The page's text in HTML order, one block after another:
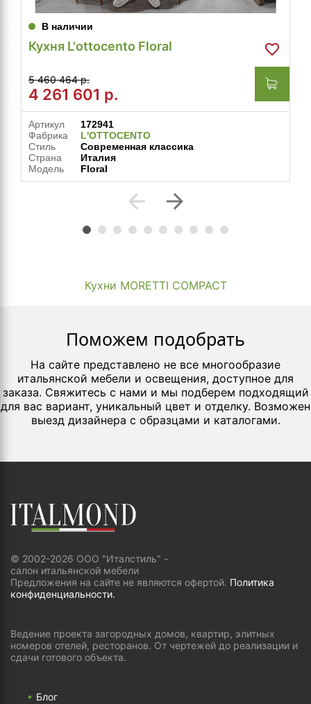
В наличии
Кухня L'ottocento Floral
5 460 464 р.
4 261 601 р.
Артикул
172941
Фабрика
L'OTTOCENTO
Стиль
Современная классика
Страна
Италия
Модель
Floral
arrow_back arrow_forward
Кухни MORETTI COMPACT
Поможем подобрать
На сайте представлено не все многообразие
итальянской мебели и освещения, доступное для
заказа. Свяжитесь с нами и мы подберем подходящий
для вас вариант, уникальный цвет и отделку. Возможен
выезд дизайнера с образцами и каталогами.
© 2002-2026 ООО "Италстиль" -
салон итальянской мебели
Предложения на сайте не являются офертой. Политика
конфиденциальности.
Ведение проекта загородных домов, квартир, элитных
номеров отелей, ресторанов. От чертежей до реализации и
сдачи готового объекта.
Блог